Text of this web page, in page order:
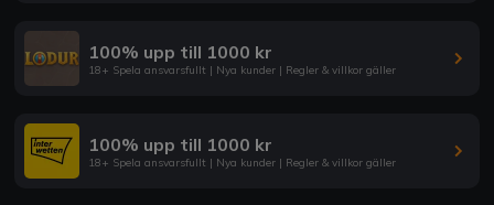
100% upp till 1000 kr
18+ Spela ansvarsfullt | Nya kunder | Regler & villkor gäller
100% upp till 1000 kr
18+ Spela ansvarsfullt | Nya kunder | Regler & villkor gäller